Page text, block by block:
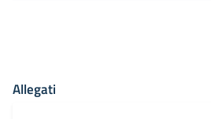
Allegati